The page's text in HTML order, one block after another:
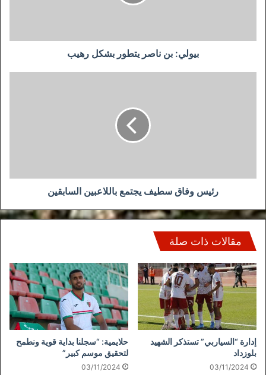
بيولي: بن ناصر يتطور بشكل رهيب
رئيس وفاق سطيف يجتمع باللاعبين السابقين
مقالات ذات صلة
إدارة “السياربي” تستذكر الشهيد
بلوزداد
03/11/2024
حلايمية: “سجلنا بداية قوية ونطمح
لتحقيق موسم كبير”
03/11/2024